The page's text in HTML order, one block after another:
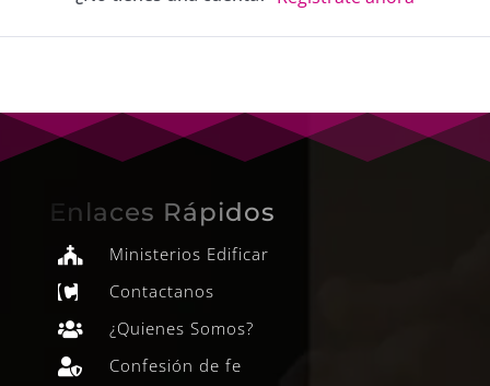
Enlaces Rápidos
 Ministerios Edificar
 Contactanos
 ¿Quienes Somos?
 Confesión de fe